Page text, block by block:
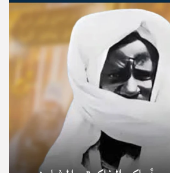
© Copyright 2025, APS